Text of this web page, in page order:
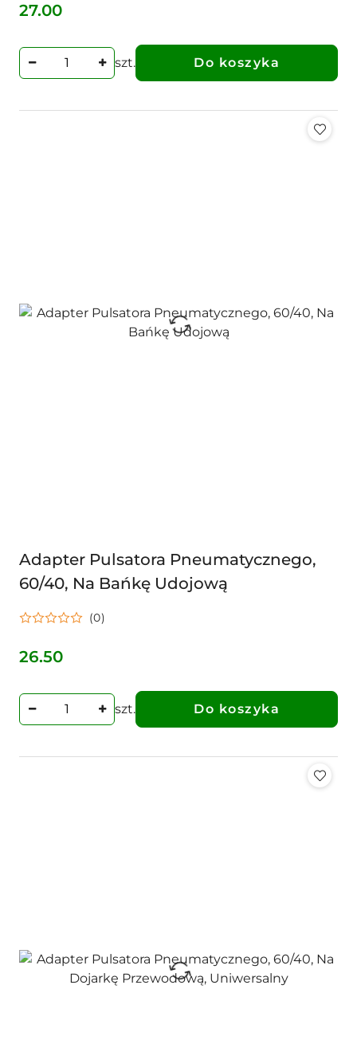
Cena:
27.00
szt. Do koszyka
Adapter Pulsatora Pneumatycznego,
60/40, Na Bańkę Udojową
(0)
Cena:
26.50
szt. Do koszyka